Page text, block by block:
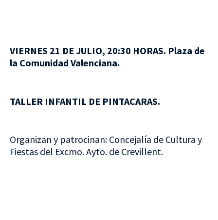
VIERNES 21 DE JULIO, 20:30 HORAS. Plaza de
la Comunidad Valenciana.
TALLER INFANTIL DE PINTACARAS.
Organizan y patrocinan: Concejalía de Cultura y
Fiestas del Excmo. Ayto. de Crevillent.